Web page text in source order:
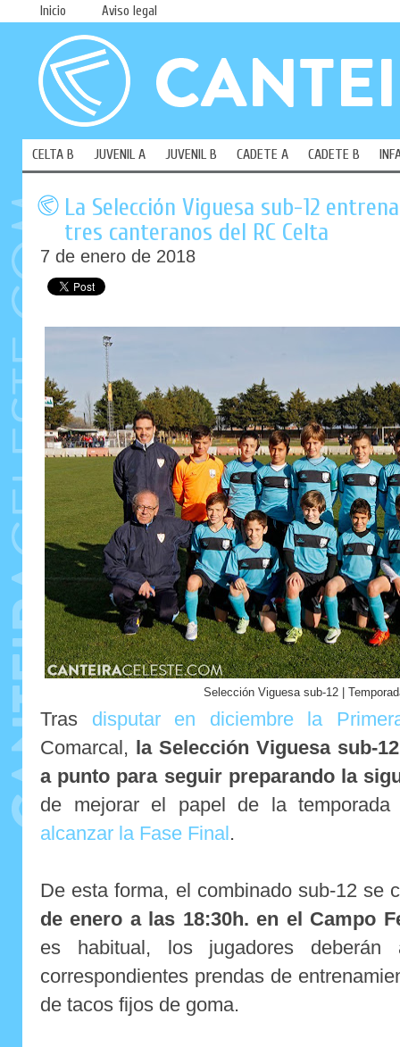
Inicio Aviso legal
CELTA B JUVENIL A JUVENIL B CADETE A CADETE B
La Selección Viguesa sub-12
tres canteranos del RC Celta
7 de enero de 2018
Selección Viguesa sub-12 |
Tras disputar en diciembre la
Comarcal,
la Selección Viguesa sub-
a punto para seguir preparando la
de mejorar el papel de la
alcanzar la Fase Final .
De esta forma, el combinado sub-12 se
de enero a las 18:30h. en el Campo
es habitual, los jugadores
correspondientes prendas de
de tacos fijos de goma.